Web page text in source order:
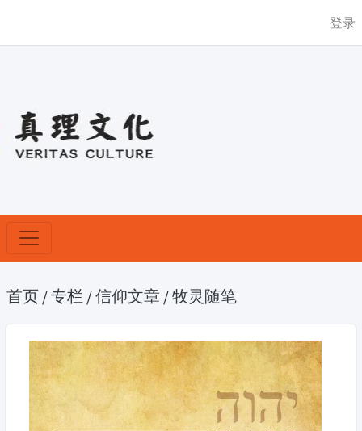
登录
首页 /专栏 /信仰文章 /牧灵随笔